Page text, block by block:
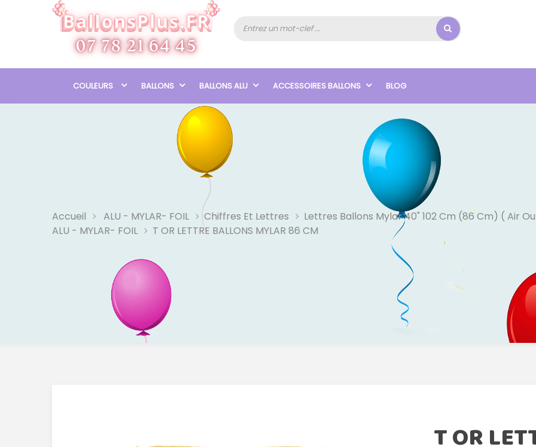
COULEURS BALLONS BALLONS ALU ACCESSOIRES BALLONS BLOG
Accueil ALU - MYLAR- FOIL Chiffres Et Lettres
Lettres Ballons Mylar 40" 102 Cm (86 Cm) ( Air
ALU - MYLAR- FOIL
T OR LETTRE BALLONS MYLAR 86 CM
T OR